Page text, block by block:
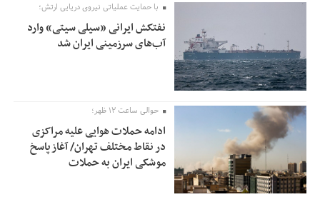
با حمایت عملیاتی نیروی دریایی ارتش؛
نفتکش ایرانی «سیلی سیتی» وارد
آب‌های سرزمینی ایران شد
حوالی ساعت ۱۲ ظهر؛
ادامه حملات هوایی علیه مراکزی
در نقاط مختلف تهران/ آغاز پاسخ
موشکی ایران به حملات